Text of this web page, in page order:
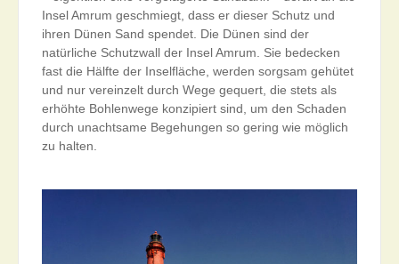
Insel Amrum geschmiegt, dass er dieser Schutz und
ihren Dünen Sand spendet. Die Dünen sind der
natürliche Schutzwall der Insel Amrum. Sie bedecken
fast die Hälfte der Inselfläche, werden sorgsam gehütet
und nur vereinzelt durch Wege gequert, die stets als
erhöhte Bohlenwege konzipiert sind, um den Schaden
durch unachtsame Begehungen so gering wie möglich
zu halten.